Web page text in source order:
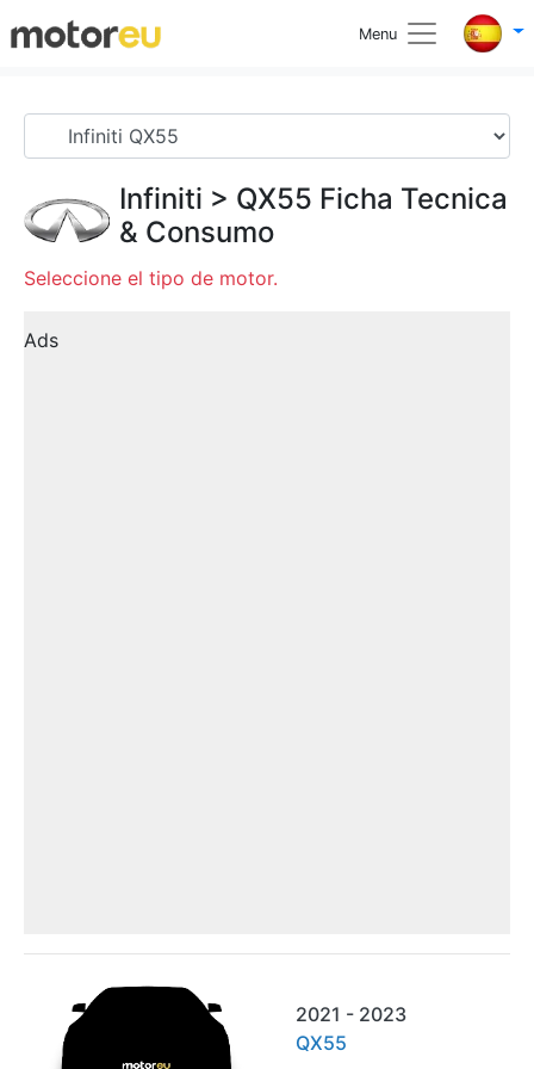
Menu
Infiniti > QX55 Ficha Tecnica
& Consumo
Seleccione el tipo de motor.
Ads
2021 - 2023
QX55